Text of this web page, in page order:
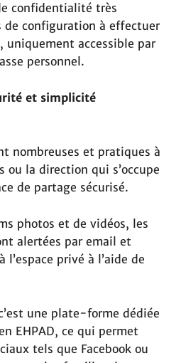
confidentialité très
de configuration à effectuer
accessible par
personnel.
et simplicité
nombreuses et pratiques à
ou la direction qui s’occupe
de partage sécurisé.
photos et de vidéos, les
alertées par email et
l’espace privé à l’aide de
une plate-forme dédiée
EHPAD, ce qui permet
tels que Facebook ou